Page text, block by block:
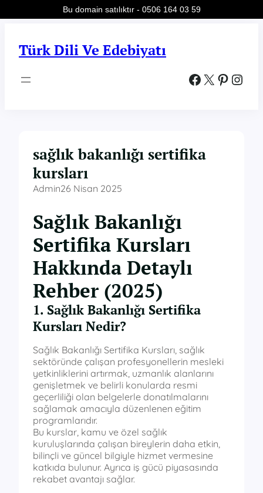
Türk Dili Ve Edebiyatı
Facebook X Pinterest Instagram
sağlık bakanlığı sertifika
kursları
Admin26 Nisan 2025
Sağlık Bakanlığı
Sertifika Kursları
Hakkında Detaylı
Rehber (2025)
1. Sağlık Bakanlığı Sertifika
Kursları Nedir?
Sağlık Bakanlığı Sertifika Kursları, sağlık
sektöründe çalışan profesyonellerin mesleki
yetkinliklerini artırmak, uzmanlık alanlarını
genişletmek ve belirli konularda resmi
geçerliliği olan belgelerle donatılmalarını
sağlamak amacıyla düzenlenen eğitim
programlarıdır.
Bu kurslar, kamu ve özel sağlık
kuruluşlarında çalışan bireylerin daha etkin,
bilinçli ve güncel bilgiyle hizmet vermesine
katkıda bulunur. Ayrıca iş gücü piyasasında
rekabet avantajı sağlar.
Bu domain satılıktır - 0506 164 03 59